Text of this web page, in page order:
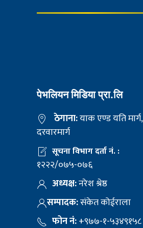
पेभलियन मिडिया प्रा.लि
ठेगाना:याक एण्ड यति मार्ग,
दरवारमार्ग
सूचना विभाग दर्ता नं. :
१२२२/०७५-०७६
अध्यक्ष:नरेश श्रेष्ठ
सम्पादक:संकेत कोईराला
फोन नं:+९७७-१-५३४९१५८